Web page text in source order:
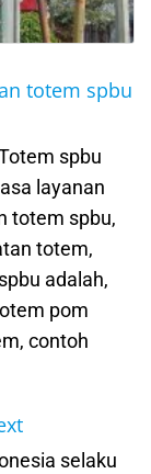
totem spbu
spbu
layanan
totem spbu,
totem,
adalah,
pom
contoh
selaku